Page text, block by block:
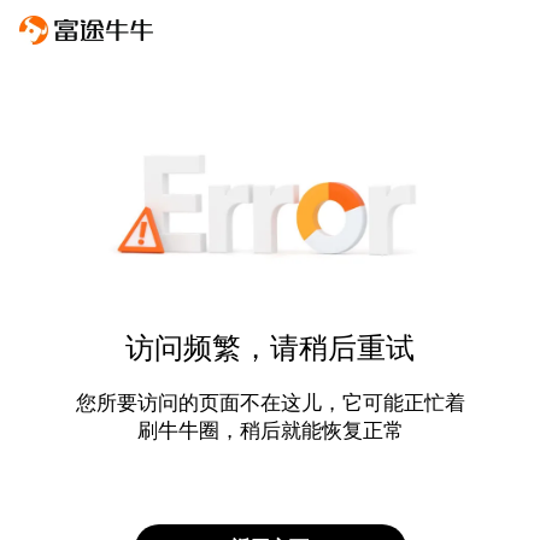
访问频繁，请稍后重试
您所要访问的页面不在这儿，它可能正忙着
刷牛牛圈，稍后就能恢复正常